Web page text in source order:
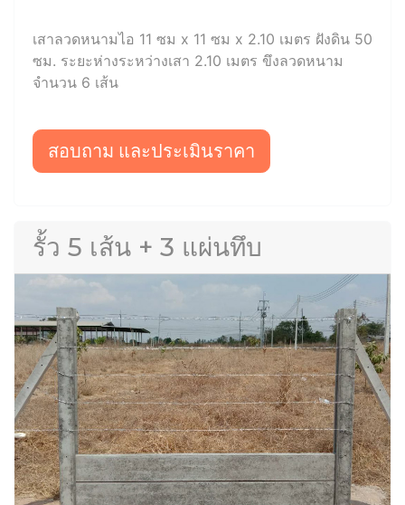
เสาลวดหนามไอ 11 ซม x 11 ซม x 2.10 เมตร ฝังดิน 50
ซม. ระยะห่างระหว่างเสา 2.10 เมตร ขึงลวดหนาม
จำนวน 6 เส้น
สอบถาม และประเมินราคา
รั้ว 5 เส้น + 3 แผ่นทึบ